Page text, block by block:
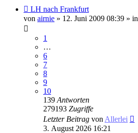
Neuer
Beitrag
LH nach Frankfurt
von airnie » 12. Juni 2009 08:39 » in
1
…
6
7
8
9
10
139 Antworten
279193 Zugriffe
Letzter Beitrag von Allerlei
3. August 2026 16:21